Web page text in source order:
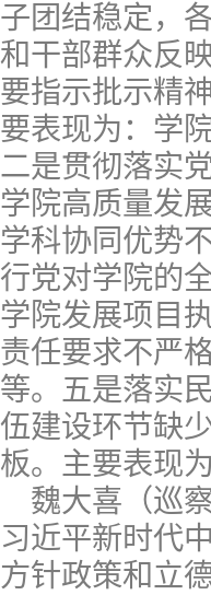
子团结稳定，
和干部群众反
要指示批示精
要表现为：学
二是贯彻落实
学院高质量发
学科协同优势
行党对学院的
学院发展项目
责任要求不严
等。五是落实
伍建设环节缺
板。主要表现
魏大喜（巡
习近平新时代
方针政策和立